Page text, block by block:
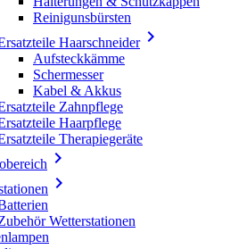
Reinigunsbürsten
Haarschneider
Aufsteckkämme
Schermesser
Kabel & Akkus
Zahnpflege
Haarpflege
Therapiegeräte


Wetterstationen